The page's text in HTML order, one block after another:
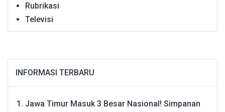
Rubrikasi
Televisi
INFORMASI TERBARU
Jawa Timur Masuk 3 Besar Nasional! Simpanan